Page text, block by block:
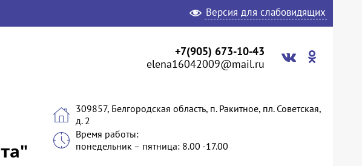
Версия для слабовидящих
+7(905) 673-10-43
elena16042009@mail.ru
309857, Белгородская область, п. Ракитное, пл. Советская,
д. 2
Время работы:
понедельник – пятница: 8.00 -17.00